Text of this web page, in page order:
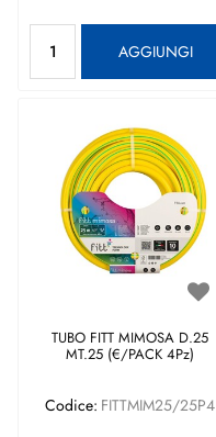
AGGIUNGI
TUBO FITT MIMOSA D.25
MT.25 (€/PACK 4Pz)
Codice: FITTMIM25/25P4